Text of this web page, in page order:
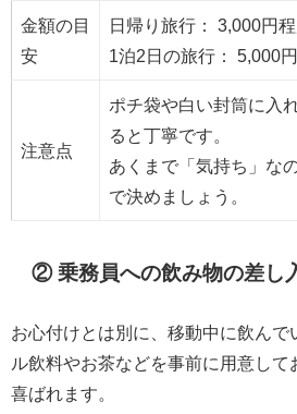
金額の目
安
日帰り旅行： 3,000円
1泊2日の旅行： 5,000
注意点
ポチ袋や白い封筒に入
ると丁寧です。
あくまで「気持ち」な
で決めましょう。
② 乗務員への飲み物の差し
お心付けとは別に、移動中に飲んで
ル飲料やお茶などを事前に用意して
喜ばれます。